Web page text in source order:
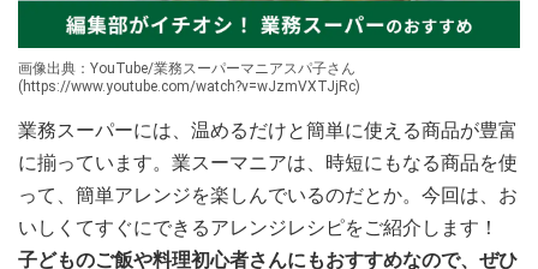
画像出典：YouTube/業務スーパーマニアスパ子さん
(https://www.youtube.com/watch?v=wJzmVXTJjRc)
業務スーパーには、温めるだけと簡単に使える商品が豊富
に揃っています。業スーマニアは、時短にもなる商品を使
って、簡単アレンジを楽しんでいるのだとか。今回は、お
いしくてすぐにできるアレンジレシピをご紹介します！
子どものご飯や料理初心者さんにもおすすめなので、ぜひ